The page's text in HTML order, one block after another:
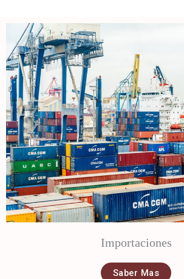
Importaciones
Saber Mas